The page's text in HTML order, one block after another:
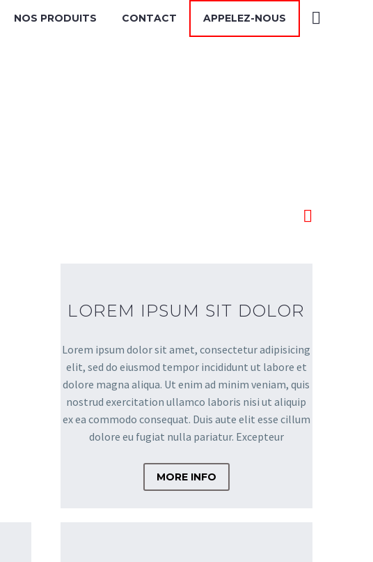
NOS PRODUITS CONTACT APPELEZ-NOUS

LOREM IPSUM SIT DOLOR
Lorem ipsum dolor sit amet, consectetur adipisicing
elit, sed do eiusmod tempor incididunt ut labore et
dolore magna aliqua. Ut enim ad minim veniam, quis
nostrud exercitation ullamco laboris nisi ut aliquip
ex ea commodo consequat. Duis aute elit esse cillum
dolore eu fugiat nulla pariatur. Excepteur
MORE INFO